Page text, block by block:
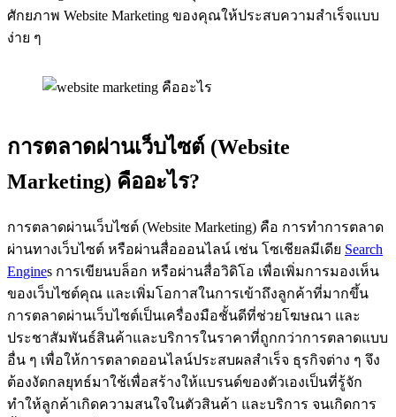
ศักยภาพ Website Marketing ของคุณให้ประสบความสำเร็จแบบ
ง่าย ๆ
การตลาดผ่านเว็บไซต์ (Website
Marketing) คืออะไร?
การตลาดผ่านเว็บไซต์ (Website Marketing) คือ การทำการตลาด
ผ่านทางเว็บไซต์ หรือผ่านสื่อออนไลน์ เช่น โซเชียลมีเดีย Search
Engines การเขียนบล็อก หรือผ่านสื่อวิดิโอ เพื่อเพิ่มการมองเห็น
ของเว็บไซต์คุณ และเพิ่มโอกาสในการเข้าถึงลูกค้าที่มากขึ้น
การตลาดผ่านเว็บไซต์เป็นเครื่องมือชั้นดีที่ช่วยโฆษณา และ
ประชาสัมพันธ์สินค้าและบริการในราคาที่ถูกกว่าการตลาดแบบ
อื่น ๆ เพื่อให้การตลาดออนไลน์ประสบผลสำเร็จ ธุรกิจต่าง ๆ จึง
ต้องงัดกลยุทธ์มาใช้เพื่อสร้างให้แบรนด์ของตัวเองเป็นที่รู้จัก
ทำให้ลูกค้าเกิดความสนใจในตัวสินค้า และบริการ จนเกิดการ